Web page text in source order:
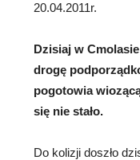
20.04.2011r.
Dzisiaj w
drogę
pogotowia
się nie stało.
Do kolizji doszło